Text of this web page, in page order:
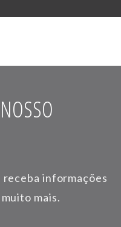
informações
mais.